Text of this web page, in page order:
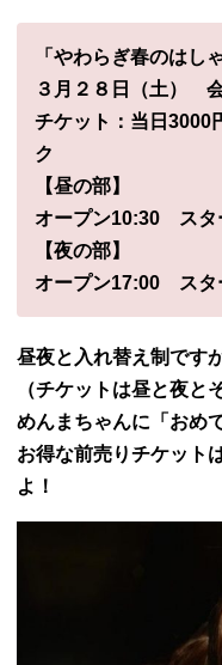
「やわらぎ春のはし
３月２８日（土）
チケット：当日3000
ク
【昼の部】
オープン10:30
ス
【夜の部】
オープン17:00
ス
昼夜と入れ替え制です
（チケットは昼と夜と
めんまちゃんに「おめ
お得な前売りチケット
よ！